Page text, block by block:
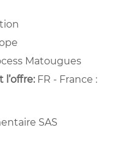
Matougues
FR - France :
SAS